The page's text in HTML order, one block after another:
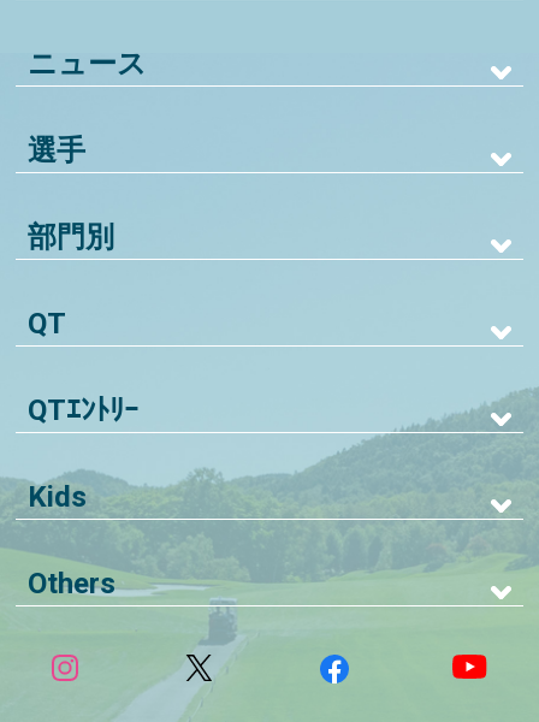
ニュース
選手
部門別
QT
QTｴﾝﾄﾘｰ
Kids
Others